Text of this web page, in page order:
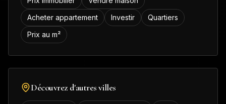
Acheter appartement
Investir
Quartiers
Prix au m²
Découvrez d'autres villes